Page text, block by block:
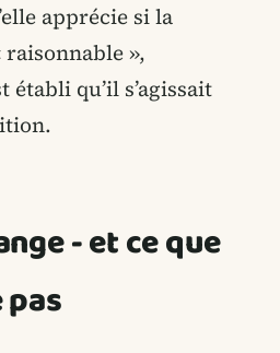
apprécie si la
»,
établi qu’il s’agissait
- et ce que
pas